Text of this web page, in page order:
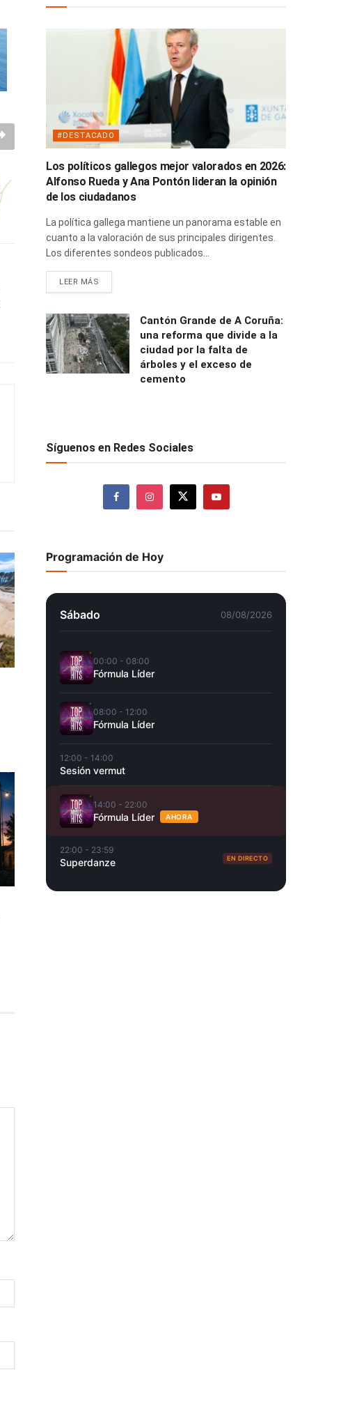
#DESTACADO
Los políticos gallegos mejor valorados en 2026:
Alfonso Rueda y Ana Pontón lideran la opinión
de los ciudadanos
La política gallega mantiene un panorama estable en
cuanto a la valoración de sus principales dirigentes.
Los diferentes sondeos publicados...
LEER MÁS
Cantón Grande de A Coruña:
una reforma que divide a la
ciudad por la falta de
árboles y el exceso de
cemento
Síguenos en Redes Sociales
Programación de Hoy
Sábado 08/08/2026
00:00 - 08:00
Fórmula Líder
08:00 - 12:00
Fórmula Líder
12:00 - 14:00
Sesión vermut
14:00 - 22:00
Fórmula Líder AHORA
22:00 - 23:59
Superdanze EN DIRECTO